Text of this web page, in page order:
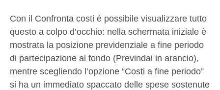
Con il Confronta costi è possibile visualizzare tutto
questo a colpo d’occhio: nella schermata iniziale è
mostrata la posizione previdenziale a fine periodo
di partecipazione al fondo (Previndai in arancio),
mentre scegliendo l’opzione “Costi a fine periodo”
si ha un immediato spaccato delle spese sostenute